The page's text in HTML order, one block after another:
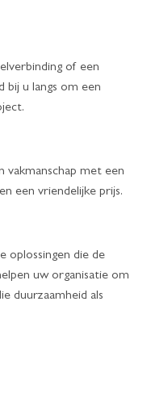
of een
bij u langs om een
vakmanschap met een
een vriendelijke prijs.
oplossingen die de
uw organisatie om
duurzaamheid als